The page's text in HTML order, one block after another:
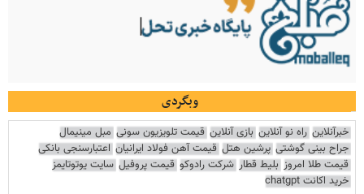
وبگردی
خبرآنلاین راه نو آنلاین بازی آنلاین قیمت تلویزیون سونی مبل مینیمال
جراح بینی گوشتی پرشین هتل قیمت آهن فولاد ایرانیان اعتبارسنجی بانکی
قیمت طلا امروز بلیط قطار شرکت رادوکو قیمت پروفیل سایت یوتوتایمز
خرید اکانت chatgpt